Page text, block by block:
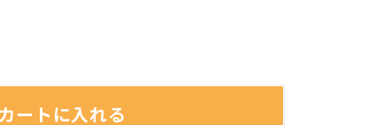
カートに入れる